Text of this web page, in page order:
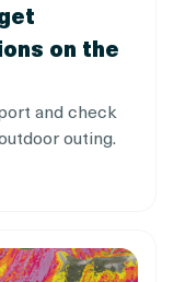
on the
and check
outing.